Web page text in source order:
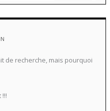
de recherche, mais pourquoi